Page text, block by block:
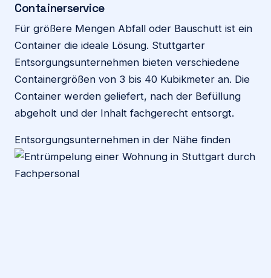
Containerservice
Für größere Mengen Abfall oder Bauschutt ist ein
Container die ideale Lösung. Stuttgarter
Entsorgungsunternehmen bieten verschiedene
Containergrößen von 3 bis 40 Kubikmeter an. Die
Container werden geliefert, nach der Befüllung
abgeholt und der Inhalt fachgerecht entsorgt.
Entsorgungsunternehmen in der Nähe finden